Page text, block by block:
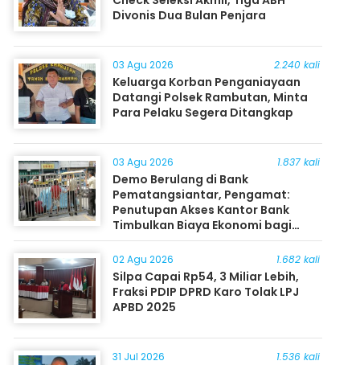
Divonis Dua Bulan Penjara
03 Agu 2026 2.240 kali
Keluarga Korban Penganiayaan
Datangi Polsek Rambutan, Minta
Para Pelaku Segera Ditangkap
03 Agu 2026 1.837 kali
Demo Berulang di Bank
Pematangsiantar, Pengamat:
Penutupan Akses Kantor Bank
Timbulkan Biaya Ekonomi bagi
Masyarakat
02 Agu 2026 1.682 kali
Silpa Capai Rp54, 3 Miliar Lebih,
Fraksi PDIP DPRD Karo Tolak LPJ
APBD 2025
31 Jul 2026 1.536 kali